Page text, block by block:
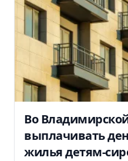
Во
выплачивать
жилья детям-